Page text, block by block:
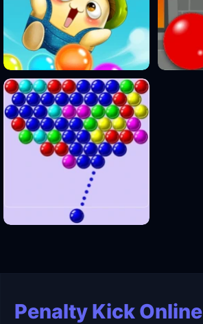
Penalty Kick Online